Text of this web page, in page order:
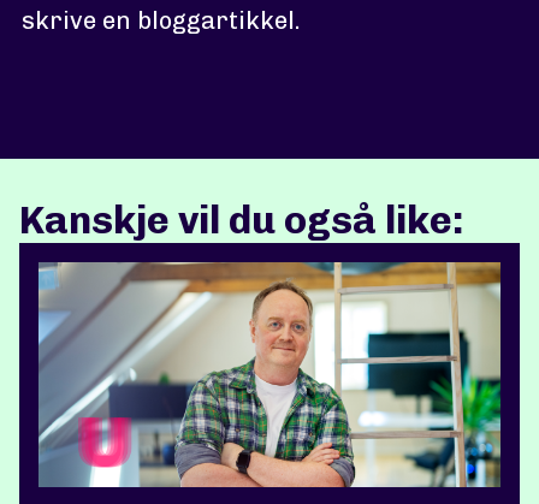
skrive en bloggartikkel.
Kanskje vil du også like: